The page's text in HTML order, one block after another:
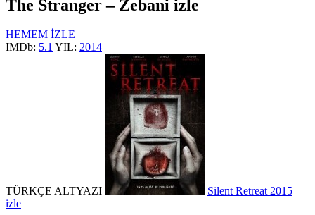
The Stranger – Zebani izle
HEMEM İZLE
IMDb: 5.1 YIL: 2014
TÜRKÇE ALTYAZI
Silent Retreat 2015
izle